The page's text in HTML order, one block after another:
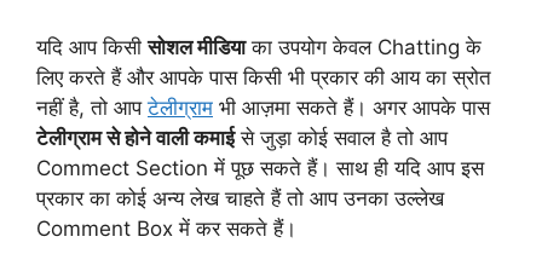
यदि आप किसीसोशल मीडियाका उपयोग केवल Chatting के
लिए करते हैं और आपके पास किसी भी प्रकार की आय का स्रोत
नहीं है, तो आपटेलीग्राम भी आज़मा सकते हैं। अगर आपके पास
टेलीग्राम से होने वाली कमाईसे जुड़ा कोई सवाल है तो आप
Commect Section में पूछ सकते हैं। साथ ही यदि आप इस
प्रकार का कोई अन्य लेख चाहते हैं तो आप उनका उल्लेख
Comment Box में कर सकते हैं।